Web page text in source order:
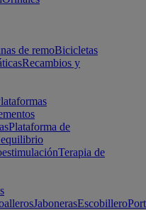
de remoBicicletas
Recambios y
Plataforma de
equilibrio
Terapia de
JabonerasEscobillero